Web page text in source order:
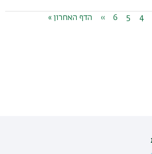
דף
4 דף
5 דף
6
הדף
››
הדף
הדף האחרון »